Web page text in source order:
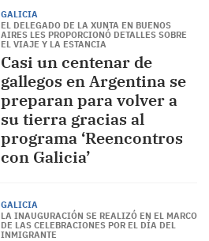
GALICIA
EL DELEGADO DE LA XUNTA EN BUENOS
AIRES LES PROPORCIONÓ DETALLES SOBRE
EL VIAJE Y LA ESTANCIA
Casi un centenar de
gallegos en Argentina se
preparan para volver a
su tierra gracias al
programa ‘Reencontros
con Galicia’
GALICIA
LA INAUGURACIÓN SE REALIZÓ EN EL MARCO
DE LAS CELEBRACIONES POR EL DÍA DEL
INMIGRANTE